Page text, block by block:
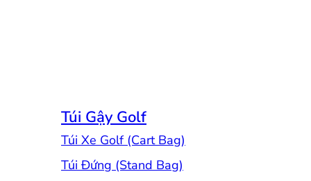
Túi Gậy Golf
Túi Xe Golf (Cart Bag)
Túi Đứng (Stand Bag)